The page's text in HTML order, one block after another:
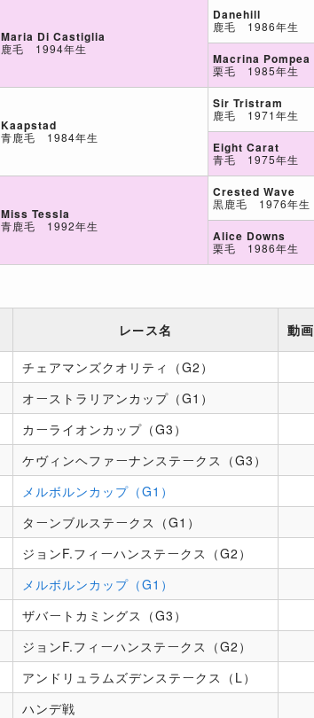
Maria Di Castiglia
鹿毛 1994年生
Kaapstad
青鹿毛 1984年生
Miss Tessla
青鹿毛 1992年生
Danehill
鹿毛 1986年生
Macrina Pompea
栗毛 1985年生
Sir Tristram
鹿毛 1971年生
Eight Carat
青毛 1975年生
Crested Wave
黒鹿毛 1976年生
Alice Downs
栗毛 1986年生
レース名 動画
チェアマンズクオリティ（G2）
オーストラリアンカップ（G1）
カーライオンカップ（G3）
ケヴィンヘファーナンステークス（G3）
メルボルンカップ（G1）
ターンブルステークス（G1）
ジョンF.フィーハンステークス（G2）
メルボルンカップ（G1）
ザバートカミングス（G3）
ジョンF.フィーハンステークス（G2）
アンドリュラムズデンステークス（L）
ハンデ戦